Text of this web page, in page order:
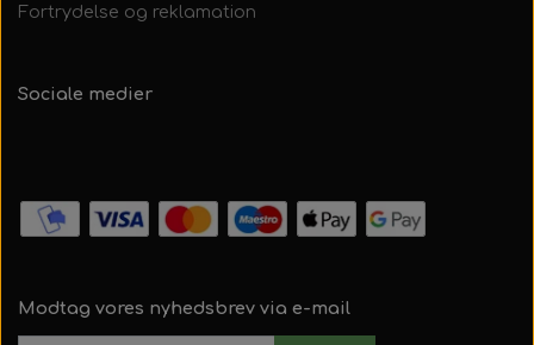
Fortrydelse og reklamation
Sociale medier
Modtag vores nyhedsbrev via e-mail